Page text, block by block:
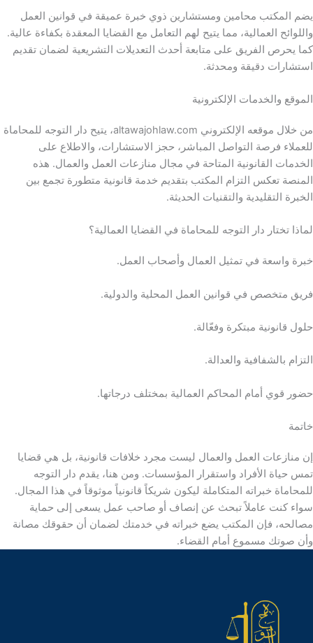
يضم المكتب محامين ومستشارين ذوي خبرة عميقة في قوانين العمل
واللوائح العمالية، مما يتيح لهم التعامل مع القضايا المعقدة بكفاءة عالية.
كما يحرص الفريق على متابعة أحدث التعديلات التشريعية لضمان تقديم
استشارات دقيقة ومحدثة.
الموقع والخدمات الإلكترونية
من خلال موقعه الإلكتروني altawajohlaw.com، يتيح دار التوجه للمحاماة
للعملاء فرصة التواصل المباشر، حجز الاستشارات، والاطلاع على
الخدمات القانونية المتاحة في مجال منازعات العمل والعمال. هذه
المنصة تعكس التزام المكتب بتقديم خدمة قانونية متطورة تجمع بين
الخبرة التقليدية والتقنيات الحديثة.
لماذا تختار دار التوجه للمحاماة في القضايا العمالية؟
خبرة واسعة في تمثيل العمال وأصحاب العمل.
فريق متخصص في قوانين العمل المحلية والدولية.
حلول قانونية مبتكرة وفعّالة.
التزام بالشفافية والعدالة.
حضور قوي أمام المحاكم العمالية بمختلف درجاتها.
خاتمة
إن منازعات العمل والعمال ليست مجرد خلافات قانونية، بل هي قضايا
تمس حياة الأفراد واستقرار المؤسسات. ومن هنا، يقدم دار التوجه
للمحاماة خبراته المتكاملة ليكون شريكاً قانونياً موثوقاً في هذا المجال.
سواء كنت عاملاً تبحث عن إنصاف أو صاحب عمل يسعى إلى حماية
مصالحه، فإن المكتب يضع خبراته في خدمتك لضمان أن حقوقك مصانة
وأن صوتك مسموع أمام القضاء.